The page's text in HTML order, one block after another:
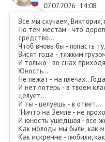
07.07.2026 14:08
Все мы скучаем,
По тем местам - что
средство...
Чтоб вновь бы - попасть
Висят года - тяжким
И только - во снах
Юность...
Не лежат - на
И нет потерь - в твоем
целует...
И ты - целуешь - в ответ...
"Ничто на Земле - не
И юность ушедшая - все
Как молоды мы были, как
Как искренне - любили,